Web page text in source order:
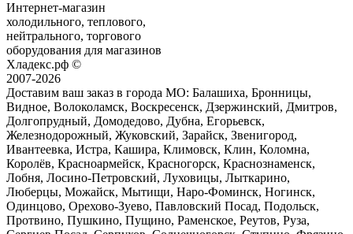
Интернет-магазин
холодильного, теплового,
нейтрального, торгового
оборудования для магазинов
Хладекс.рф ©
2007-2026
Доставим ваш заказ в города МО: Балашиха, Бронницы,
Видное, Волоколамск, Воскресенск, Дзержинский, Дмитров,
Долгопрудный, Домодедово, Дубна, Егорьевск,
Железнодорожный, Жуковский, Зарайск, Звенигород,
Ивантеевка, Истра, Кашира, Климовск, Клин, Коломна,
Королёв, Красноармейск, Красногорск, Краснознаменск,
Лобня, Лосино-Петровский, Луховицы, Лыткарино,
Люберцы, Можайск, Мытищи, Наро-Фоминск, Ногинск,
Одинцово, Орехово-Зуево, Павловский Посад, Подольск,
Протвино, Пушкино, Пущино, Раменское, Реутов, Руза,